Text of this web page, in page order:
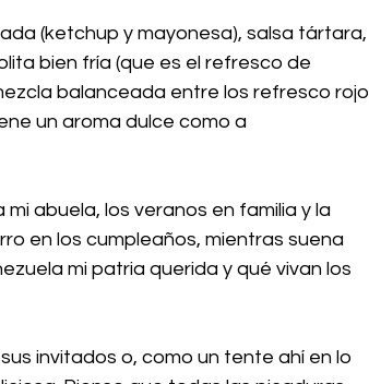
(ketchup y mayonesa), salsa tártara,
bien fría (que es el refresco de
balanceada entre los refresco rojo
un aroma dulce como a
abuela, los veranos en familia y la
en los cumpleaños, mientras suena
mi patria querida y qué vivan los
invitados o, como un tente ahí en lo